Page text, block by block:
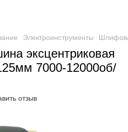
Электроинструменты
эксцентриковая
7000-12000об/
отзыв